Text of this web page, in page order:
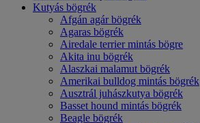
Kutyás bögrék
Afgán agár bögrék
Agaras bögrék
Airedale terrier mintás bögre
Akita inu bögrék
Alaszkai malamut bögrék
Amerikai bulldog mintás bögrék
Ausztrál juhászkutya bögrék
Basset hound mintás bögrék
Beagle bögrék